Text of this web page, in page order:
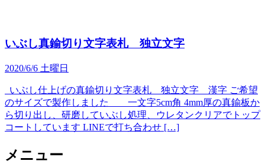
いぶし真鍮切り文字表札 独立文字
2020/6/6 土曜日
いぶし仕上げの真鍮切り文字表札 独立文字 漢字 ご希望
のサイズで製作しました 一文字5cm角 4mm厚の真鍮板か
ら切り出し、研磨していぶし処理、ウレタンクリアでトップ
コートしています LINEで打ち合わせ […]
メニュー